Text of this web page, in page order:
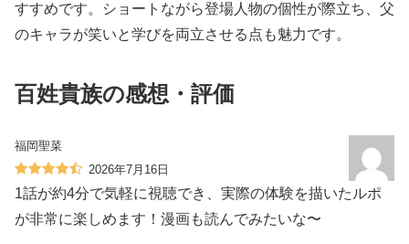
すすめです。ショートながら登場人物の個性が際立ち、父
のキャラが笑いと学びを両立させる点も魅力です。
百姓貴族の感想・評価
福岡聖菜
2026年7月16日
1話が約4分で気軽に視聴でき、実際の体験を描いたルポ
が非常に楽しめます！漫画も読んでみたいな〜